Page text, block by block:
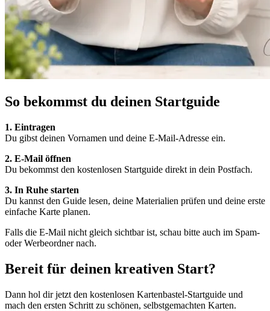
So bekommst du deinen Startguide
1. Eintragen
Du gibst deinen Vornamen und deine E-Mail-Adresse ein.
2. E-Mail öffnen
Du bekommst den kostenlosen Startguide direkt in dein Postfach.
3. In Ruhe starten
Du kannst den Guide lesen, deine Materialien prüfen und deine erste
einfache Karte planen.
Falls die E-Mail nicht gleich sichtbar ist, schau bitte auch im Spam-
oder Werbeordner nach.
Bereit für deinen kreativen Start?
Dann hol dir jetzt den kostenlosen Kartenbastel-Startguide und
mach den ersten Schritt zu schönen, selbstgemachten Karten.